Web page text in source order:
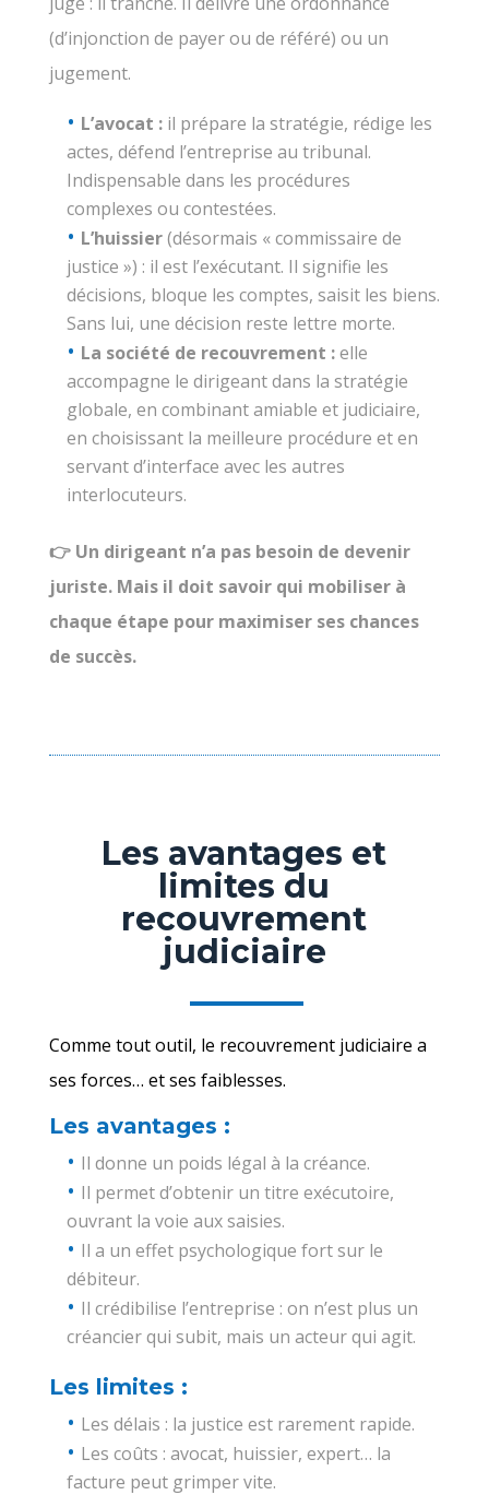
(d’injonction de payer ou de référé) ou un
jugement.
L’avocat : il prépare la stratégie, rédige les
actes, défend l’entreprise au tribunal.
Indispensable dans les procédures
complexes ou contestées.
L’huissier(désormais « commissaire de
justice ») : il est l’exécutant. Il signifie les
décisions, bloque les comptes, saisit les biens.
Sans lui, une décision reste lettre morte.
La société de recouvrement :elle
accompagne le dirigeant dans la stratégie
globale, en combinant amiable et judiciaire,
en choisissant la meilleure procédure et en
servant d’interface avec les autres
interlocuteurs.
👉 Un dirigeant n’a pas besoin de devenir
juriste. Mais il doit savoir qui mobiliser à
chaque étape pour maximiser ses chances
de succès.
Les avantages et
limites du
recouvrement
judiciaire
Comme tout outil, le recouvrement judiciaire a
ses forces… et ses faiblesses.
Les avantages :
Il donne un poids légal à la créance.
Il permet d’obtenir un titre exécutoire,
ouvrant la voie aux saisies.
Il a un effet psychologique fort sur le
débiteur.
Il crédibilise l’entreprise : on n’est plus un
créancier qui subit, mais un acteur qui agit.
Les limites :
Les délais : la justice est rarement rapide.
Les coûts : avocat, huissier, expert… la
facture peut grimper vite.